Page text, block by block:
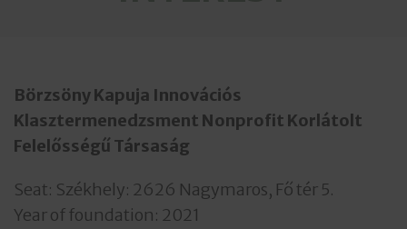
Börzsöny Kapuja Innovációs
Klasztermenedzsment Nonprofit Korlátolt
Felelősségű Társaság
Seat: Székhely: 2626 Nagymaros, Fő tér 5.
Year of foundation: 2021